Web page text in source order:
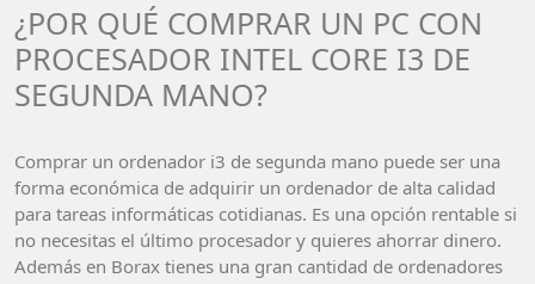
¿POR QUÉ COMPRAR UN PC CON
PROCESADOR INTEL CORE I3 DE
SEGUNDA MANO?
Comprar un ordenador i3 de segunda mano puede ser una
forma económica de adquirir un ordenador de alta calidad
para tareas informáticas cotidianas. Es una opción rentable si
no necesitas el último procesador y quieres ahorrar dinero.
Además en Borax tienes una gran cantidad de ordenadores